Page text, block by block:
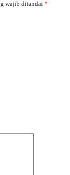
wajib ditandai *